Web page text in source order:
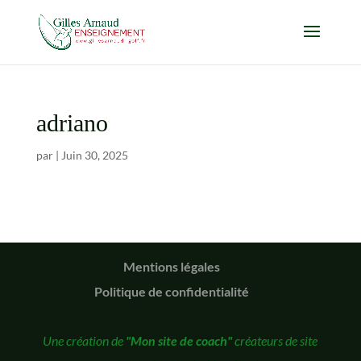
adriano
par | Juin 30, 2025
Mentions légales
Politique de confidentialité
Une création de "Mon site de coach"créateurs de site